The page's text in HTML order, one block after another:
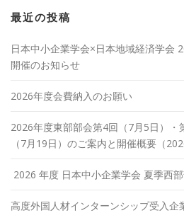
最近の投稿
日本中小企業学会×日本地域経済学会
開催のお知らせ
2026年度会費納入のお願い
2026年度東部部会第4回（7月5日）・
（7月19日）のご案内と開催概要（
2026 年度 日本中小企業学会 夏季西
高度外国人材インターンシップ受入企